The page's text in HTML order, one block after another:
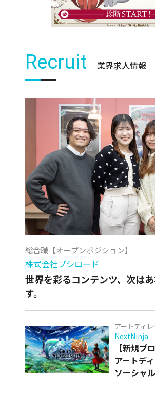
Recruit 業界求人情報
総合職【オープンポジション】
株式会社ブシロード
世界を彩るコンテンツ、次は
す。
アートディ
NextNinja
【新規プ
アートデ
ソーシャ